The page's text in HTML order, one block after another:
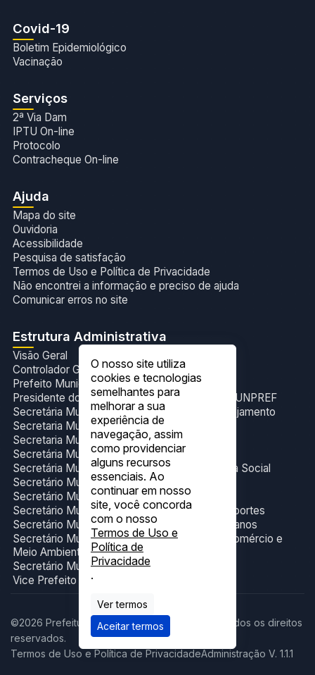
Covid-19
Boletim Epidemiológico
Vacinação
Serviços
2ª Via Dam
IPTU On-line
Protocolo
Contracheque On-line
Ajuda
Mapa do site
Ouvidoria
Acessibilidade
Pesquisa de satisfação
Termos de Uso e Política de Privacidade
Não encontrei a informação e preciso de ajuda
Comunicar erros no site
Estrutura Administrativa
Visão Geral
Controlador Geral do Município
Prefeito Municipal
Presidente do Fundo de Previdência Social- FUNPREF
Secretária Municipal de Administração e Planejamento
Secretaria Municipal de Cultura e Eventos
Secretaria Municipal de Esporte
Secretária Municipal de Gabinete
Secretária Municipal de Trabalho e Assistência Social
Secretário Municipal de Educação
Secretário Municipal de Finanças
Secretário Municipal de Infraestrutura e Transportes
Secretário Municipal de Obras e Serviços Urbanos
Secretário Municipal de Produção, Indústria,Comércio e
Meio Ambiente
Secretário Municipal de Saúde.
Vice Prefeito Municipal
©2026 Prefeitura Municipal de Figueirópolis. Todos os direitos
reservados.
Termos de Uso e Política de PrivacidadeAdministração V. 1.1.1
O nosso site utiliza
cookies e tecnologias
semelhantes para
melhorar a sua
experiência de
navegação, assim
como providenciar
alguns recursos
essenciais. Ao
continuar em nosso
site, você concorda
com o nosso
Termos de Uso e
Política de
Privacidade
.
Ver termos
Aceitar termos